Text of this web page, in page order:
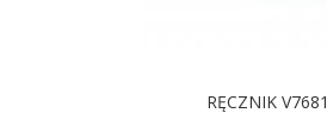
RĘCZNIK V7681